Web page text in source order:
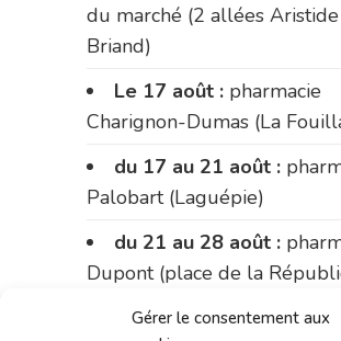
Gérer le consentement aux
du marché (2 allées Aristide
Briand)
Le 17 août : pharmacie
Charignon-Dumas (La
du 17 au 21 août :
Palobart (Laguépie)
du 21 au 28 août :
Dupont (place de la
du 28 au 31 août :